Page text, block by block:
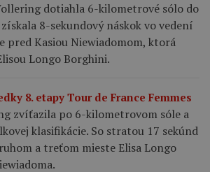
dotiahla 6-kilometrové sólo do
8-sekundový náskok vo vedení
pred Kasiou Niewiadomom, ktorá
Longo Borghini.
8. etapy Tour de France Femmes
zvíťazila po 6-kilometrovom sóle a
klasifikácie. So stratou 17 sekúnd
a treťom mieste Elisa Longo